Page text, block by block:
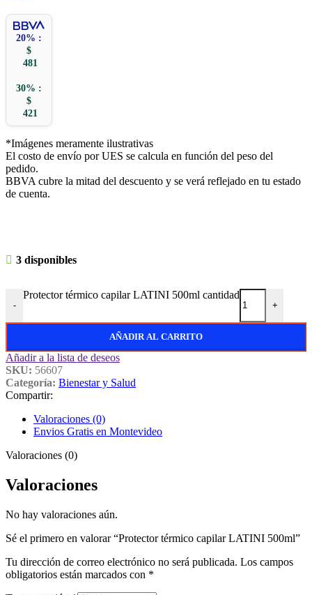
20% :
$
481
30% :
$
421
*Imágenes meramente ilustrativas
El costo de envío por UES se calcula en función del peso del
pedido.
BBVA cubre la mitad del descuento y se verá reflejado en tu estado
de cuenta.
3 disponibles
-
Protector térmico capilar LATINI 500ml cantidad
+
AÑADIR AL CARRITO
Añadir a la lista de deseos
SKU: 56607
Categoría: Bienestar y Salud
Compartir:
Valoraciones (0)
Envios Gratis en Montevideo
Valoraciones (0)
Valoraciones
No hay valoraciones aún.
Sé el primero en valorar “Protector térmico capilar LATINI 500ml”
Tu dirección de correo electrónico no será publicada. Los campos
obligatorios están marcados con *